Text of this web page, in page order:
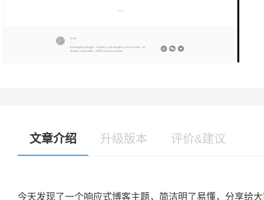
文章介绍 升级版本 评价&建议
今天发现了一个响应式博客主题，简洁明了易懂，分享给